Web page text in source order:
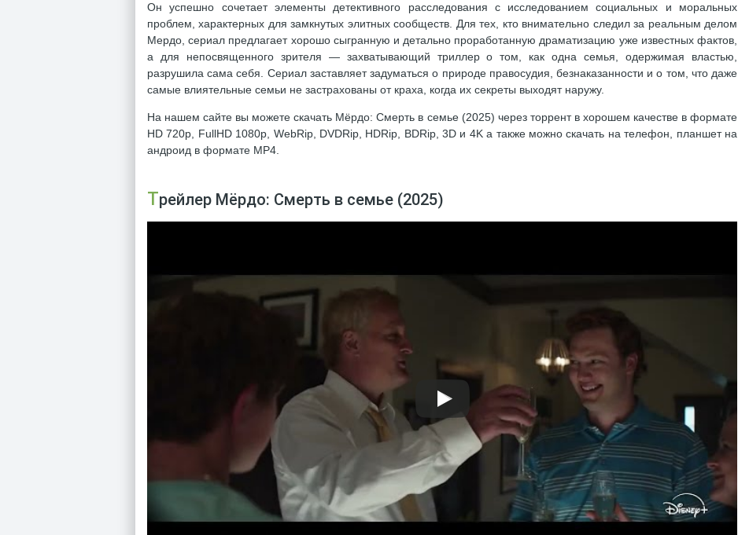
Он успешно сочетает элементы детективного расследования с исследованием социальных и моральных
проблем, характерных для замкнутых элитных сообществ. Для тех, кто внимательно следил за реальным делом
Мердо, сериал предлагает хорошо сыгранную и детально проработанную драматизацию уже известных фактов,
а для непосвященного зрителя — захватывающий триллер о том, как одна семья, одержимая властью,
разрушила сама себя. Сериал заставляет задуматься о природе правосудия, безнаказанности и о том, что даже
самые влиятельные семьи не застрахованы от краха, когда их секреты выходят наружу.
На нашем сайте вы можете скачать Мёрдо: Смерть в семье (2025) через торрент в хорошем качестве в формате
HD 720p, FullHD 1080p, WebRip, DVDRip, HDRip, BDRip, 3D и 4K а также можно скачать на телефон, планшет на
андроид в формате MP4.
Трейлер Мёрдо: Смерть в семье (2025)